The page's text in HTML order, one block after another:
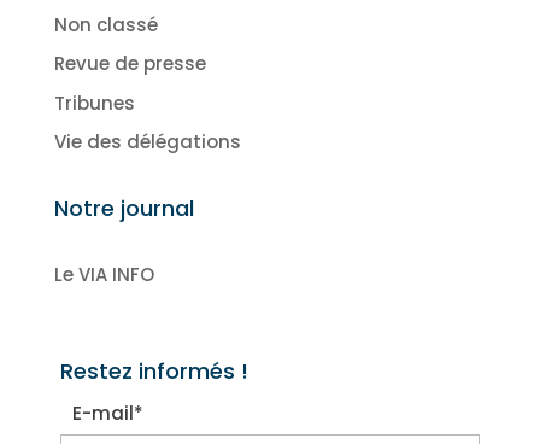
Non classé
Revue de presse
Tribunes
Vie des délégations
Notre journal
Le VIA INFO
Restez informés !
E-mail*